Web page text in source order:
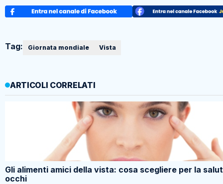
Tag: Giornata mondiale Vista
ARTICOLI CORRELATI
Gli alimenti amici della vista: cosa scegliere per la
occhi